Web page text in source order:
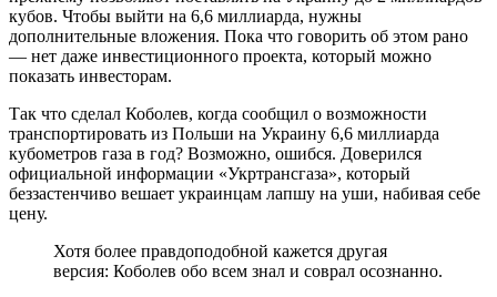
кубов. Чтобы выйти на 6,6 миллиарда, нужны
дополнительные вложения. Пока что говорить об этом рано
— нет даже инвестиционного проекта, который можно
показать инвесторам.
Так что сделал Коболев, когда сообщил о возможности
транспортировать из Польши на Украину 6,6 миллиарда
кубометров газа в год? Возможно, ошибся. Доверился
официальной информации «Укртрансгаза», который
беззастенчиво вешает украинцам лапшу на уши, набивая себе
цену.
Хотя более правдоподобной кажется другая
версия: Коболев обо всем знал и соврал осознанно.